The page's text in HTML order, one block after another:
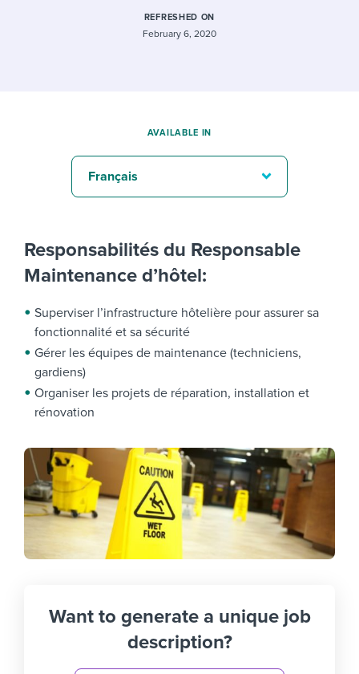
REFRESHED ON
February 6, 2020
Responsabilités du Responsable
Maintenance d’hôtel:
Superviser l’infrastructure hôtelière pour assurer sa
fonctionnalité et sa sécurité
Gérer les équipes de maintenance (techniciens,
gardiens)
Organiser les projets de réparation, installation et
rénovation
Want to generate a unique job
description?
AVAILABLE IN
Français